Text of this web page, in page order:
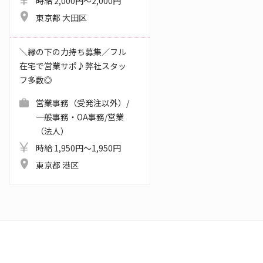
東京都 大田区
＼縁の下の力持ち募集／フル
在宅で営業サポ♪弊社スタッ
フ多数◎
営業事務（受発注以外）/
一般事務・OA事務/営業
（法人）
時給 1,950円～1,950円
東京都 港区